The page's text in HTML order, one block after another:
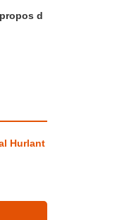
propos d
Hurlant